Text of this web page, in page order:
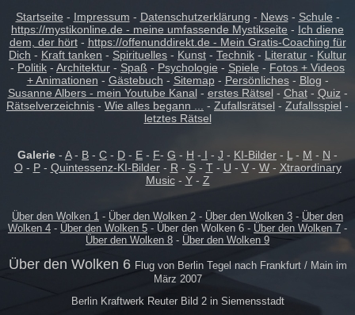
Startseite - Impressum - Datenschutzerklärung - News- Schule -
https://mystikonline.de - meine umfassende Mystikseite - Ich diene
dem, der hört- https://offenunddirekt.de - Mein Gratis-Coaching für
Dich - Kraft tanken - Spirituelles - Kunst - Technik - Literatur - Kultur
- Politik - Architektur - Spaß - Psychologie - Spiele - Fotos + Videos
+ Animationen - Gästebuch - Sitemap- Persönliches- Blog -
Susanne Albers - mein Youtube Kanal- erstes Rätsel- Chat- Quiz -
Rätselverzeichnis - Wie alles begann ... - Zufallsrätsel - Zufallsspiel -
letztes Rätsel
Galerie - A- B - C - D - E - F- G - H - I - J - KI-Bilder - L - M - N -
O- P- Quintessenz-KI-Bilder- R - S- T- U - V- W- Xtraordinary
Music- Y- Z
Über den Wolken 1 - Über den Wolken 2 - Über den Wolken 3 - Über den
Wolken 4 - Über den Wolken 5 - Über den Wolken 6 - Über den Wolken 7 -
Über den Wolken 8 - Über den Wolken 9
Über den Wolken 6 Flug von Berlin Tegel nach Frankfurt / Main im
März 2007
Berlin Kraftwerk Reuter Bild 2 in Siemensstadt